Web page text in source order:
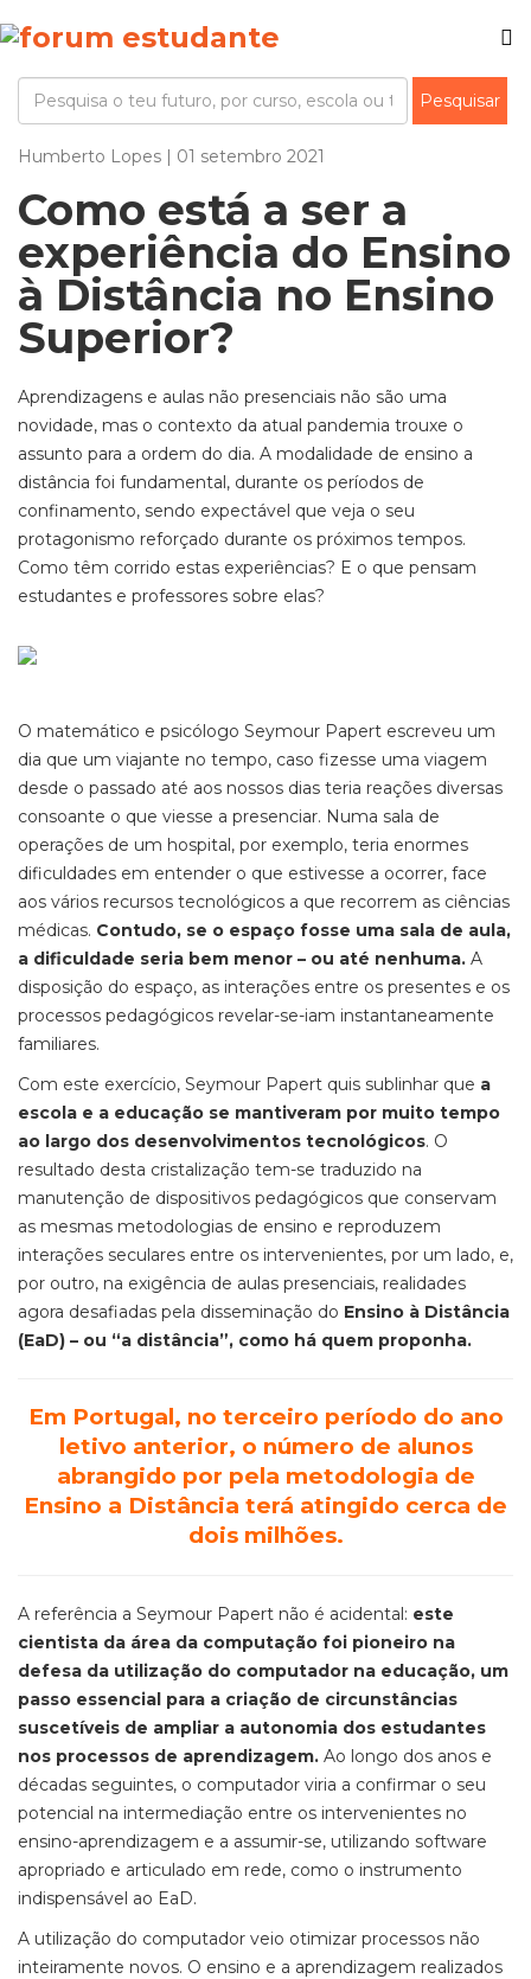
Humberto Lopes | 01 setembro 2021
Como está a ser a
experiência do Ensino
à Distância no Ensino
Superior?
Aprendizagens e aulas não presenciais não são uma
novidade, mas o contexto da atual pandemia trouxe o
assunto para a ordem do dia. A modalidade de ensino a
distância foi fundamental, durante os períodos de
confinamento, sendo expectável que veja o seu
protagonismo reforçado durante os próximos tempos.
Como têm corrido estas experiências? E o que pensam
estudantes e professores sobre elas?
O matemático e psicólogo Seymour Papert escreveu um
dia que um viajante no tempo, caso fizesse uma viagem
desde o passado até aos nossos dias teria reações diversas
consoante o que viesse a presenciar. Numa sala de
operações de um hospital, por exemplo, teria enormes
dificuldades em entender o que estivesse a ocorrer, face
aos vários recursos tecnológicos a que recorrem as ciências
médicas. Contudo, se o espaço fosse uma sala de aula,
a dificuldade seria bem menor – ou até nenhuma. A
disposição do espaço, as interações entre os presentes e os
processos pedagógicos revelar-se-iam instantaneamente
familiares.
Com este exercício, Seymour Papert quis sublinhar que a
escola e a educação se mantiveram por muito tempo
ao largo dos desenvolvimentos tecnológicos. O
resultado desta cristalização tem-se traduzido na
manutenção de dispositivos pedagógicos que conservam
as mesmas metodologias de ensino e reproduzem
interações seculares entre os intervenientes, por um lado, e,
por outro, na exigência de aulas presenciais, realidades
agora desafiadas pela disseminação do Ensino à Distância
(EaD) – ou “a distância”, como há quem proponha.
Em Portugal, no terceiro período do ano
letivo anterior, o número de alunos
abrangido por pela metodologia de
Ensino a Distância terá atingido cerca de
dois milhões.
A referência a Seymour Papert não é acidental: este
cientista da área da computação foi pioneiro na
defesa da utilização do computador na educação, um
passo essencial para a criação de circunstâncias
suscetíveis de ampliar a autonomia dos estudantes
nos processos de aprendizagem. Ao longo dos anos e
décadas seguintes, o computador viria a confirmar o seu
potencial na intermediação entre os intervenientes no
ensino-aprendizagem e a assumir-se, utilizando software
apropriado e articulado em rede, como o instrumento
indispensável ao EaD.
A utilização do computador veio otimizar processos não
inteiramente novos. O ensino e a aprendizagem realizados